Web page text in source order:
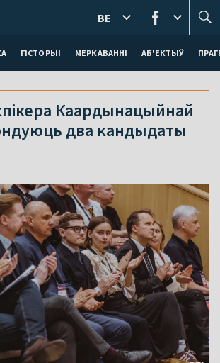
ГІСТОРЫІ МЕРКАВАННI АБ'ЕКТЫЎ
BE
Каардынацыйнай
два кандыдаты